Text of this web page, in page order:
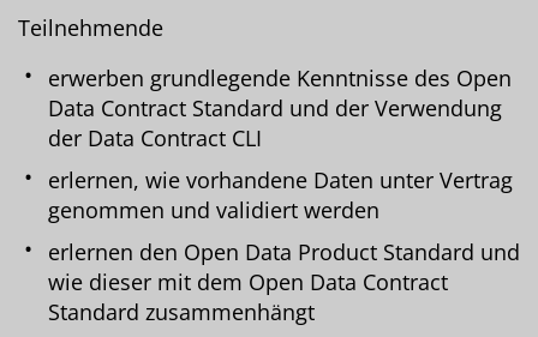
Teilnehmende
erwerben grundlegende Kenntnisse des Open
Data Contract Standard und der Verwendung
der Data Contract CLI
erlernen, wie vorhandene Daten unter Vertrag
genommen und validiert werden
erlernen den Open Data Product Standard und
wie dieser mit dem Open Data Contract
Standard zusammenhängt